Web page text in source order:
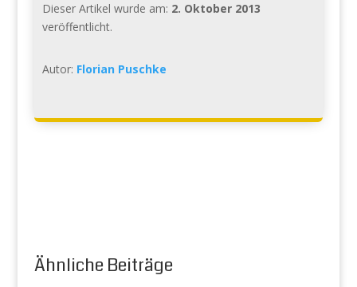
Dieser Artikel wurde am: 2. Oktober 2013
veröffentlicht.
Autor: Florian Puschke
Ähnliche Beiträge